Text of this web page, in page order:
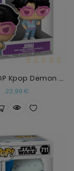
Figura POP Kpop Demon Hunters Jinu
22,99 €Precio